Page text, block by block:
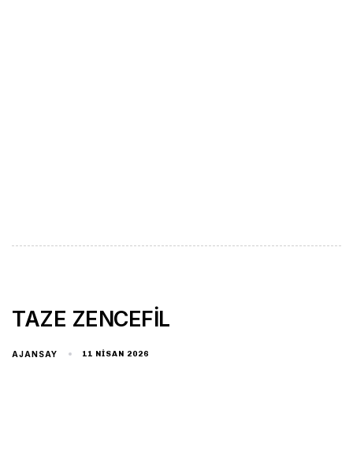
TAZE ZENCEFİL
AJANSAY 11 NISAN 2026